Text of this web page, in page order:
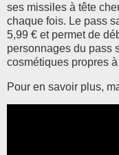
ses missiles à tête
chaque fois. Le pass
5,99 € et permet de
personnages du pass
cosmétiques propres
Pour en savoir plus,